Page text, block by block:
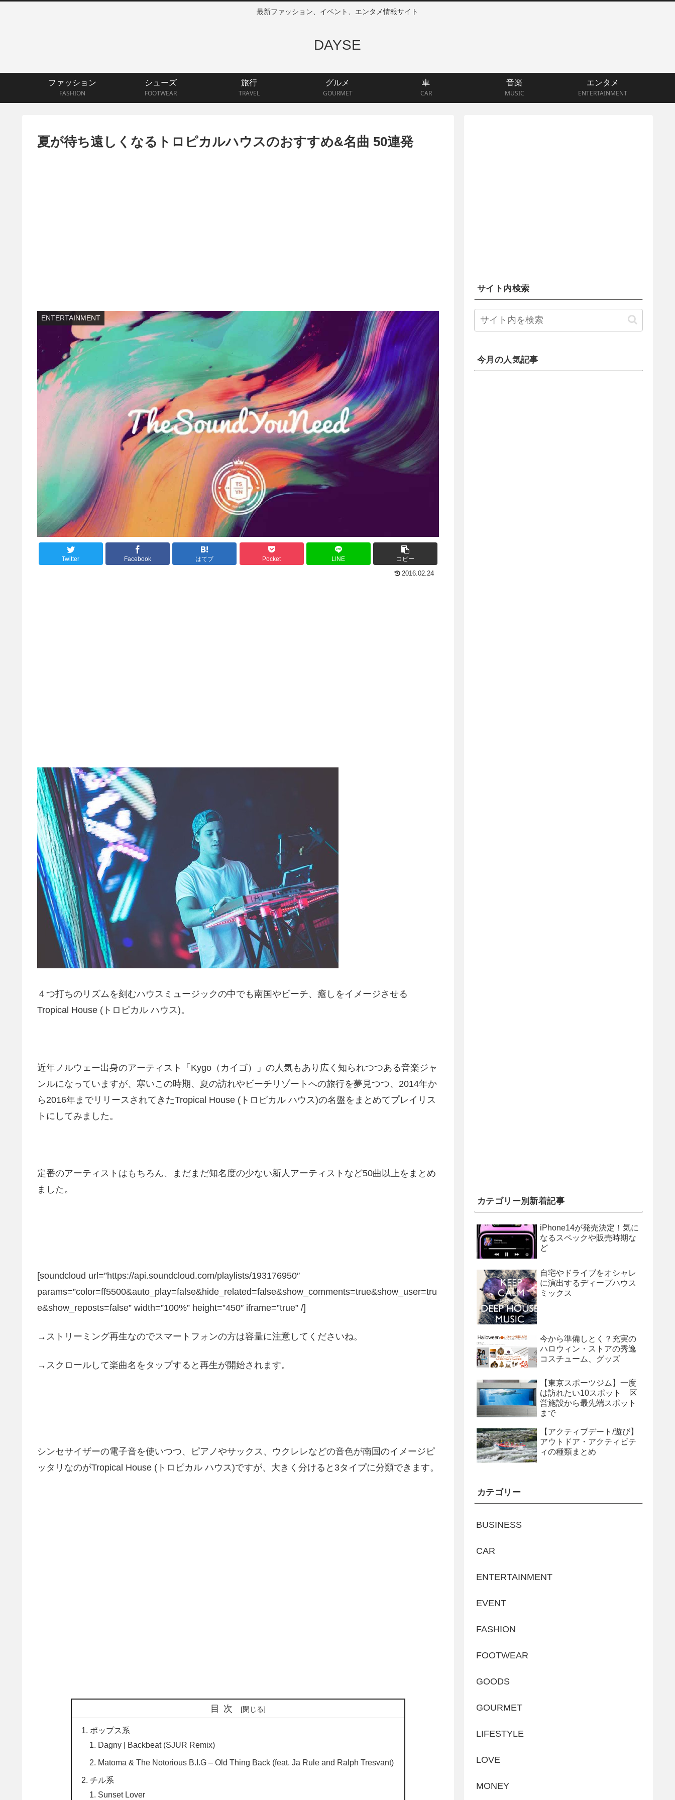
最新ファッション、イベント、エンタメ情報サイト
DAYSE
ファッション
FASHION
シューズ
FOOTWEAR
旅行
TRAVEL
グルメ
GOURMET
車
CAR
音楽
MUSIC
エンタメ
ENTERTAINMENT
夏が待ち遠しくなるトロピカルハウスのおすすめ&名曲 50連発
ENTERTAINMENT
Twitter Facebook はてブ Pocket LINE コピー
2016.02.24
４つ打ちのリズムを刻むハウスミュージックの中でも南国やビーチ、癒しをイメージさせる
Tropical House (トロピカル ハウス)。
近年ノルウェー出身のアーティスト「Kygo（カイゴ）」の人気もあり広く知られつつある音楽ジャ
ンルになっていますが、寒いこの時期、夏の訪れやビーチリゾートへの旅行を夢見つつ、2014年か
ら2016年までリリースされてきたTropical House (トロピカル ハウス)の名盤をまとめてプレイリス
トにしてみました。
定番のアーティストはもちろん、まだまだ知名度の少ない新人アーティストなど50曲以上をまとめ
ました。
[soundcloud url=”https://api.soundcloud.com/playlists/193176950″
params=”color=ff5500&auto_play=false&hide_related=false&show_comments=true&show_user=tru
e&show_reposts=false” width=”100%” height=”450″ iframe=”true” /]
→ストリーミング再生なのでスマートフォンの方は容量に注意してくださいね。
→スクロールして楽曲名をタップすると再生が開始されます。
シンセサイザーの電子音を使いつつ、ピアノやサックス、ウクレレなどの音色が南国のイメージピ
ッタリなのがTropical House (トロピカル ハウス)ですが、大きく分けると3タイプに分類できます。
目次
ポップス系
Dagny | Backbeat (SJUR Remix)
Matoma & The Notorious B.I.G – Old Thing Back (feat. Ja Rule and Ralph Tresvant)
チル系
Sunset Lover
サイト内検索
今月の人気記事
カテゴリー別新着記事
iPhone14が発売決定！気に
なるスペックや販売時期な
ど
自宅やドライブをオシャレ
に演出するディープハウス
ミックス
今から準備しとく？充実の
ハロウィン・ストアの秀逸
コスチューム、グッズ
【東京スポーツジム】一度
は訪れたい10スポット 区
営施設から最先端スポット
まで
【アクティブデート/遊び】
アウトドア・アクティビテ
ィの種類まとめ
カテゴリー
BUSINESS
CAR
ENTERTAINMENT
EVENT
FASHION
FOOTWEAR
GOODS
GOURMET
LIFESTYLE
LOVE
MONEY